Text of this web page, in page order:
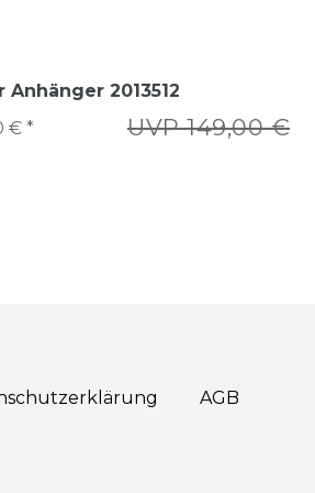
Anhänger 2013512
UVP 149,00 €
€ *
AGB